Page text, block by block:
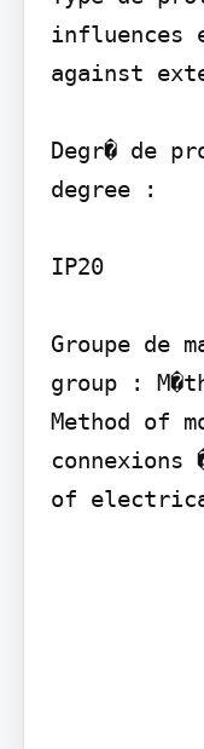
influences
against
Degr� de
degree :
IP20
Groupe de
group :
Method of
connexions
of